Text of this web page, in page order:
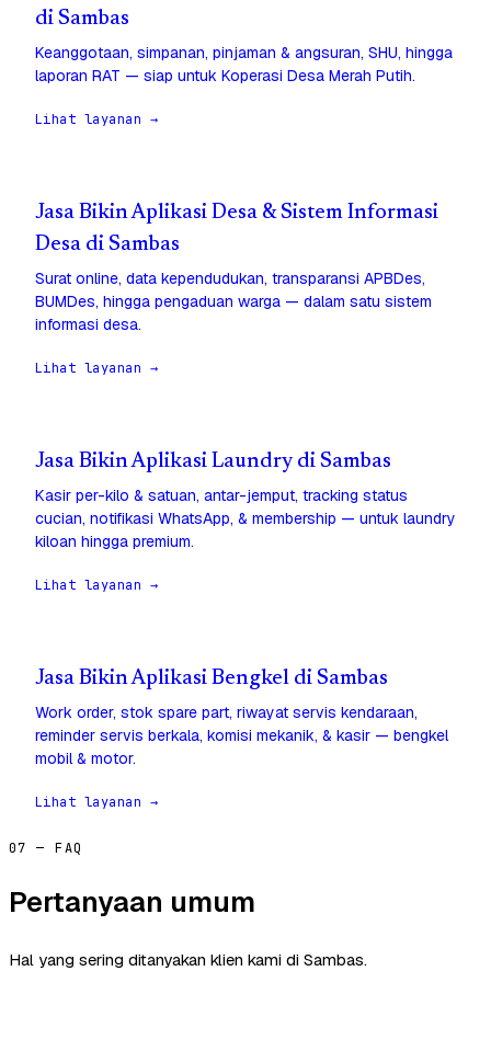
di Sambas
Keanggotaan, simpanan, pinjaman & angsuran, SHU, hingga
laporan RAT — siap untuk Koperasi Desa Merah Putih.
Lihat layanan →
Jasa Bikin Aplikasi Desa & Sistem Informasi
Desa di Sambas
Surat online, data kependudukan, transparansi APBDes,
BUMDes, hingga pengaduan warga — dalam satu sistem
informasi desa.
Lihat layanan →
Jasa Bikin Aplikasi Laundry di Sambas
Kasir per-kilo & satuan, antar-jemput, tracking status
cucian, notifikasi WhatsApp, & membership — untuk laundry
kiloan hingga premium.
Lihat layanan →
Jasa Bikin Aplikasi Bengkel di Sambas
Work order, stok spare part, riwayat servis kendaraan,
reminder servis berkala, komisi mekanik, & kasir — bengkel
mobil & motor.
Lihat layanan →
07 — FAQ
Pertanyaan umum
Hal yang sering ditanyakan klien kami di Sambas.